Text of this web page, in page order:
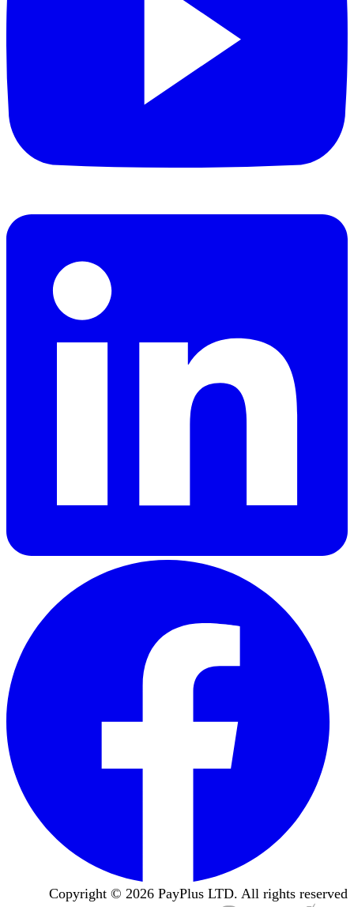
Copyright © 2026 PayPlus LTD. All rights reserved